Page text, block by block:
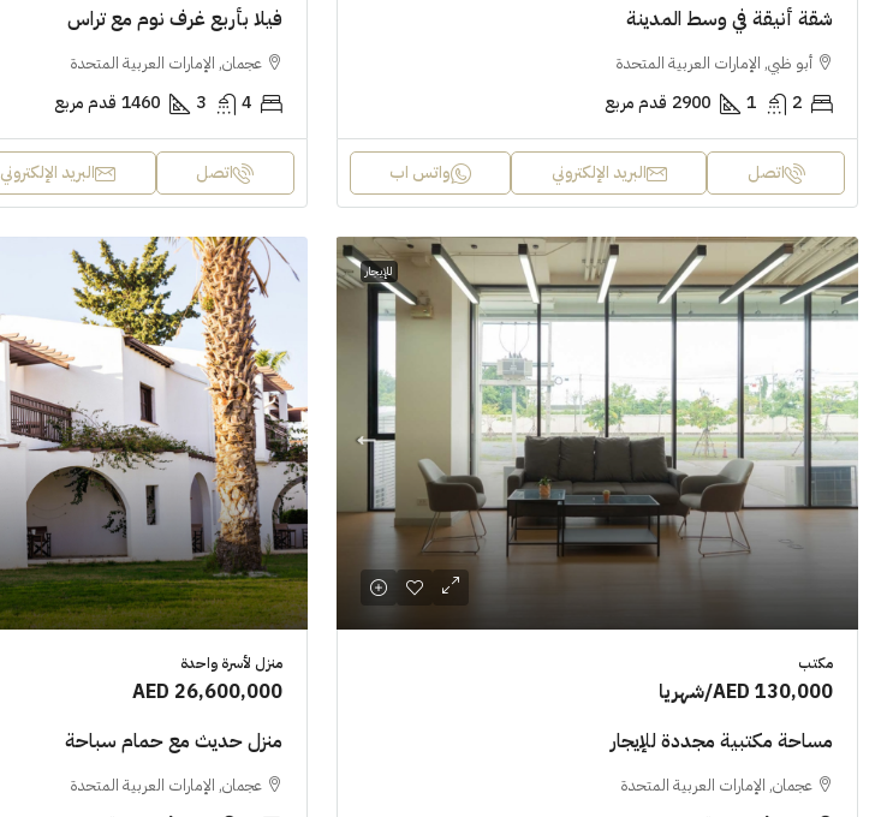
شقة أنيقة في وسط المدينة
أبو ظبي, الإمارات العربية المتحدة
2
1
2900 قدم مربع
اتصل البريد الإلكتروني واتس اب
فيلا بأربع غرف نوم مع تراس
عجمان, الإمارات العربية المتحدة
4
3
1460 قدم مربع
اتصل البريد الإلكتروني
للإيجار
مكتب
AED 130,000/شهريا
مساحة مكتبية مجددة للإيجار
عجمان, الإمارات العربية المتحدة
منزل لأسرة واحدة
AED 26,600,000
منزل حديث مع حمام سباحة
عجمان, الإمارات العربية المتحدة